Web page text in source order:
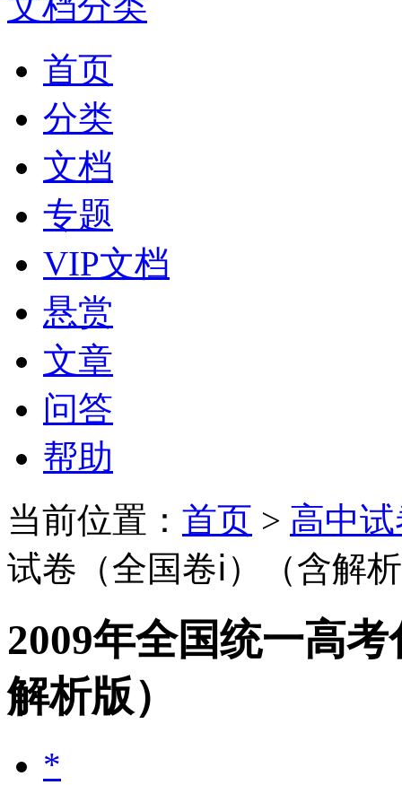
首页
分类
文档
专题
VIP文档
悬赏
文章
问答
帮助
当前位置： 首页 > 高中
试卷（全国卷ⅰ）（含解
2009年全国统一高
解析版）
*